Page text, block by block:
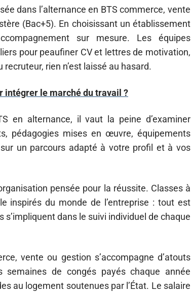
dans l’alternance en BTS commerce, vente
(Bac+5). En choisissant un établissement
sur mesure. Les équipes
pour peaufiner CV et lettres de motivation,
rien n’est laissé au hasard.
intégrer le marché du travail ?
en alternance, il vaut la peine d’examiner
pédagogies mises en œuvre, équipements
un parcours adapté à votre profil et à vos
pensée pour la réussite. Classes à
inspirés du monde de l’entreprise : tout est
dans le suivi individuel de chaque
vente ou gestion s’accompagne d’atouts
de congés payés chaque année
au logement soutenues par l’État. Le salaire